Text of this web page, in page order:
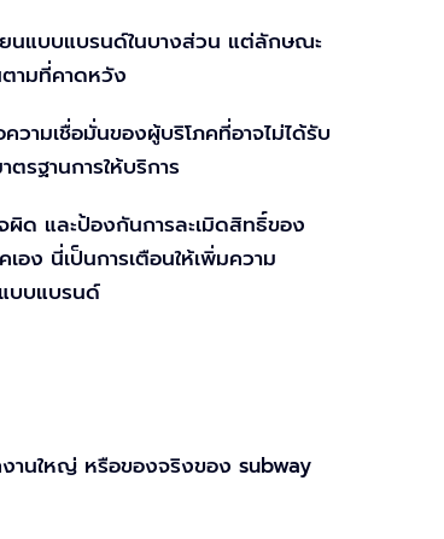
ยนแบบแบรนด์ในบางส่วน แต่ลักษณะ
ามที่คาดหวัง
ามเชื่อมั่นของผู้บริโภคที่อาจไม่ได้รับ
รฐานการให้บริการ
ผิด และป้องกันการละเมิดสิทธิ์ของ
ง นี่เป็นการเตือนให้เพิ่มความ
บบแบรนด์
งานใหญ่ หรือของจริงของ subway